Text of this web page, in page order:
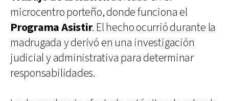
microcentro porteño, donde funciona el
Programa Asistir. El hecho ocurrió durante la
madrugada y derivó en una investigación
judicial y administrativa para determinar
responsabilidades.